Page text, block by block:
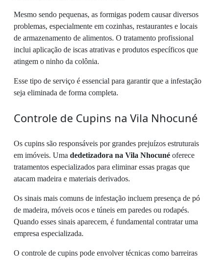
Mesmo sendo pequenas, as formigas podem causar diversos
problemas, especialmente em cozinhas, restaurantes e locais
de armazenamento de alimentos. O tratamento profissional
inclui aplicação de iscas atrativas e produtos específicos que
atingem o ninho da colônia.
Esse tipo de serviço é essencial para garantir que a infestação
seja eliminada de forma completa.
Controle de Cupins na Vila Nhocuné
Os cupins são responsáveis por grandes prejuízos estruturais
em imóveis. Uma dedetizadora na Vila Nhocuné oferece
tratamentos especializados para eliminar essas pragas que
atacam madeira e materiais derivados.
Os sinais mais comuns de infestação incluem presença de pó
de madeira, móveis ocos e túneis em paredes ou rodapés.
Quando esses sinais aparecem, é fundamental contratar uma
empresa especializada.
O controle de cupins pode envolver técnicas como barreiras